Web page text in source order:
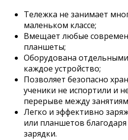
Тележка не занимает
маленьком классе;
Вмещает любые
планшеты;
Оборудована
каждое устройство;
Позволяет безопасно
ученики не испортили и
перерыве между
Легко и эффективно
или планшетов
зарядки.